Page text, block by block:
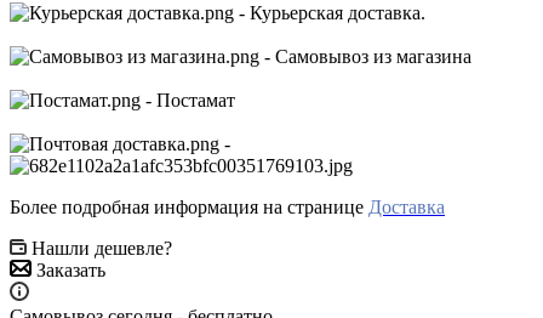
- Курьерская доставка.
- Самовывоз из магазина
- Постамат
-
Более подробная информация на странице Доставка
Нашли дешевле?
Заказать